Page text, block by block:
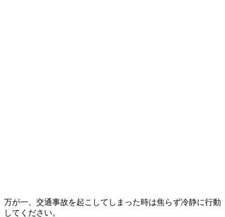
万が一、交通事故を起こしてしまった時は焦らず冷静に行動
してください。